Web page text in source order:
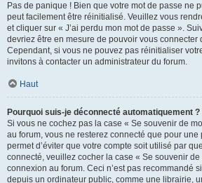
Pas de panique ! Bien que votre mot de passe ne
peut facilement être réinitialisé. Veuillez vous
et cliquer sur « J’ai perdu mon mot de passe ».
devriez être en mesure de pouvoir vous connecter
Cependant, si vous ne pouvez pas réinitialiser
invitons à contacter un administrateur du forum.
Haut
Pourquoi suis-je déconnecté automatiquement ?
Si vous ne cochez pas la case « Se souvenir de
au forum, vous ne resterez connecté que pour
permet d’éviter que votre compte soit utilisé par
connecté, veuillez cocher la case « Se souvenir de
connexion au forum. Ceci n’est pas recommandé
depuis un ordinateur public, comme une librairie,